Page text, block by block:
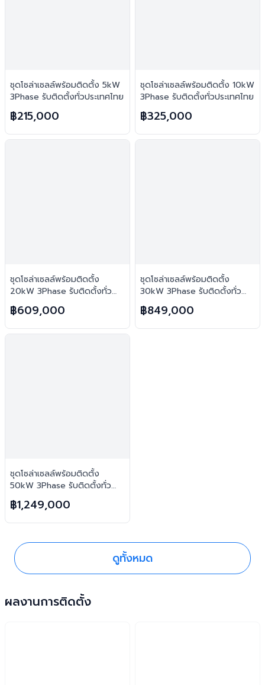
ชุดโซล่าเซลล์พร้อมติดตั้ง 5kW
3Phase รับติดตั้งทั่วประเทศไทย
฿215,000
ชุดโซล่าเซลล์พร้อมติดตั้ง 10kW
3Phase รับติดตั้งทั่วประเทศไทย
฿325,000
ชุดโซล่าเซลล์พร้อมติดตั้ง
20kW 3Phase รับติดตั้งทั่ว
ประเทศไทย
฿609,000
ชุดโซล่าเซลล์พร้อมติดตั้ง
30kW 3Phase รับติดตั้งทั่ว
ประเทศไทย
฿849,000
ชุดโซล่าเซลล์พร้อมติดตั้ง
50kW 3Phase รับติดตั้งทั่ว
ประเทศไทย
฿1,249,000
ดูทั้งหมด
ผลงานการติดตั้ง